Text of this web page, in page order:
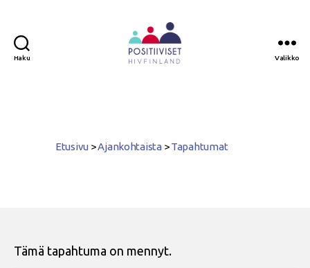
Haku Valikko
Etusivu >Ajankohtaista >Tapahtumat
Tämä tapahtuma on mennyt.